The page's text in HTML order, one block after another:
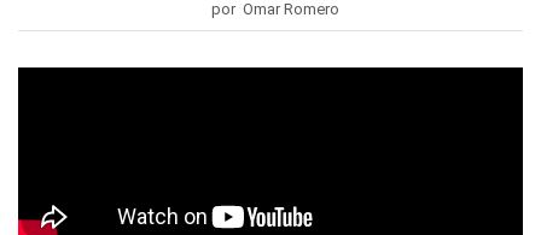
por Omar Romero